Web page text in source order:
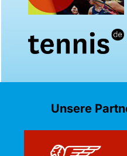
Unsere